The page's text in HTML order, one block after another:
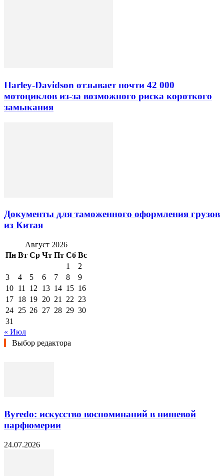
Harley-Davidson отзывает почти 42 000
мотоциклов из-за возможного риска короткого
замыкания
Документы для таможенного оформления грузов
из Китая
Август 2026
Пн Вт Ср Чт Пт Сб Вс
1
2
3
4 5 6 7 8
9
10 11 12 13 14 15 16
17 18 19 20 21 22 23
24 25 26 27 28 29 30
31
« Июл
Выбор редактора
Byredo: искусство воспоминаний в нишевой
парфюмерии
24.07.2026